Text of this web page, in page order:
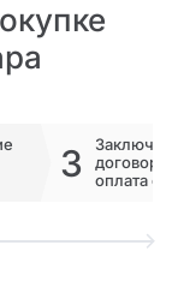
3
договора
оплата